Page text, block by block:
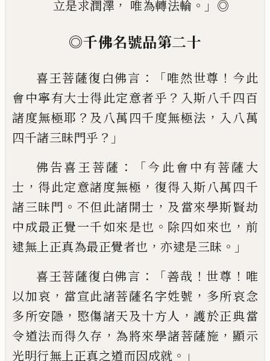
立是求潤澤 ， 唯為轉法輪 。」 ◎
◎千佛名號品第二十
喜王菩薩復白佛言 ：「唯然世尊 ！ 今此
會中寧有大士得此定意者乎 ？ 入斯八千四百
諸度無極耶 ？ 及八萬四千度無極法 ， 入八萬
四千諸三昧門乎 ？」
佛告喜王菩薩 ：「今此會中有菩薩大
士 ， 得此定意諸度無極 ， 復得入斯八萬四千
諸三昧門 。 不但此諸開士 ， 及當來學斯賢劫
中成最正覺一千如來是也 。 除四如來也 ， 前
逮無上正真為最正覺者也 ， 亦逮是三昧 。」
喜王菩薩復白佛言 ：「善哉 ！ 世尊 ！ 唯
以加哀 ， 當宣此諸菩薩名字姓號 ， 多所哀念
多所安隱 ， 愍傷諸天及十方人 ， 護於正典當
令道法而得久存 ， 為將來學諸菩薩施 ， 顯示
光明行無上正真之道而因成就 。」